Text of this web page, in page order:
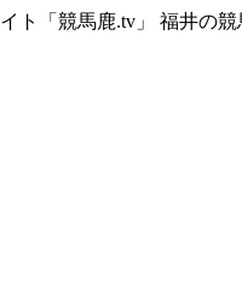
ト「競馬鹿.tv」 福井の